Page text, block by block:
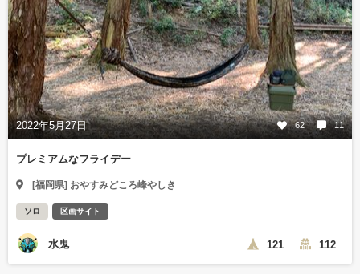
2022年5月27日 62 11
プレミアムなフライデー
[福岡県] おやすみどころ峰やしき
ソロ 区画サイト
水鬼 121 112